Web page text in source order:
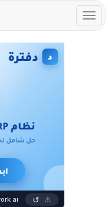
Toggle
navigation